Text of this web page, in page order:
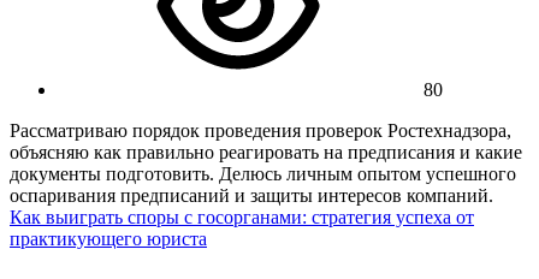
80
Рассматриваю порядок проведения проверок Ростехнадзора,
объясняю как правильно реагировать на предписания и какие
документы подготовить. Делюсь личным опытом успешного
оспаривания предписаний и защиты интересов компаний.
Как выиграть споры с госорганами: стратегия успеха от
практикующего юриста